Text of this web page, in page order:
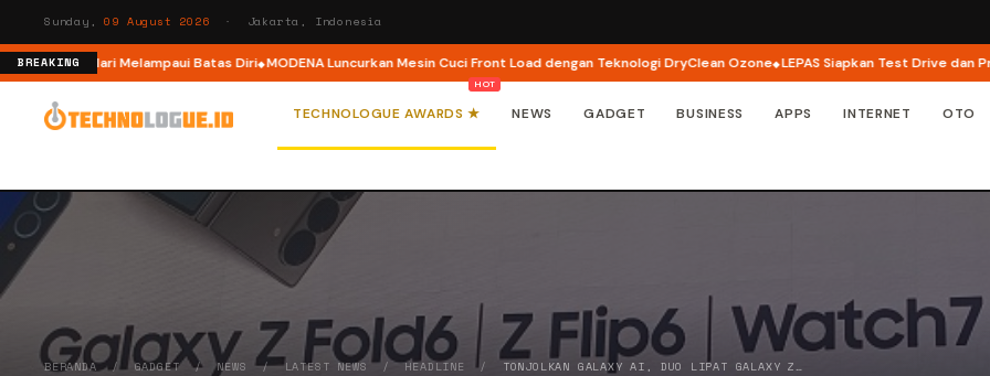
Sunday,09 August 2026 · Jakarta, Indonesia
BREAKING
Pelari Melampaui Batas Diri MODENA Luncurkan Mesin Cuci Front Load dengan Teknologi DryClean Ozone LEPAS Siapkan Test Drive dan
TECHNOLOGUE AWARDS ★ NEWS GADGET BUSINESS APPS INTERNET OTO
BERANDA/GADGET/NEWS /LATEST NEWS /HEADLINE / TONJOLKAN GALAXY AI, DUO LIPAT GALAXY Z…